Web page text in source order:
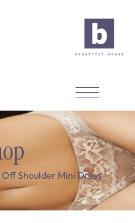
Off Shoulder Mini Dress